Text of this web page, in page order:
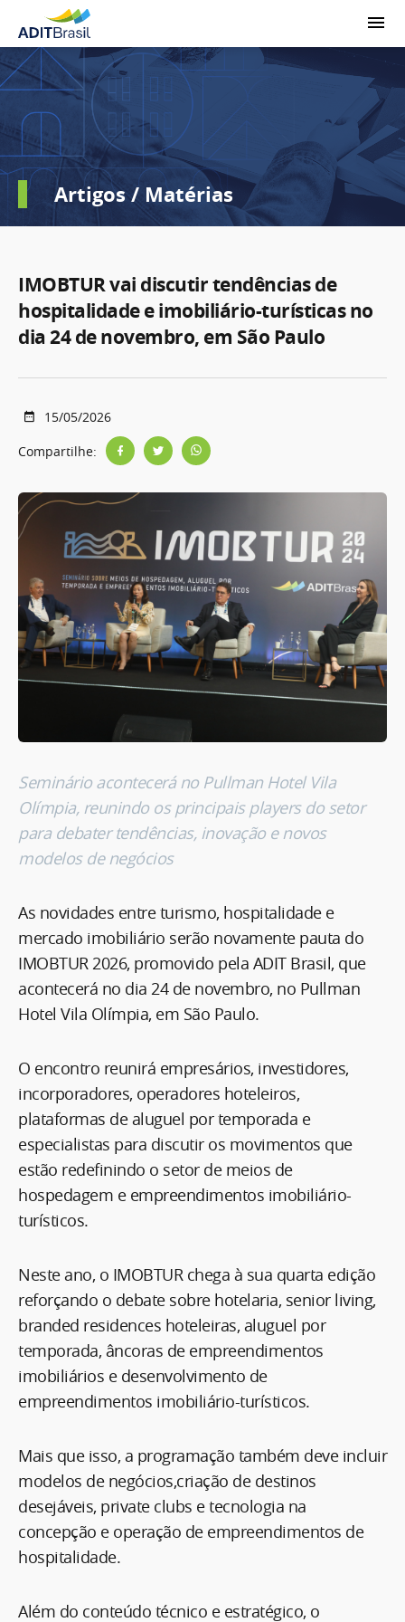
Artigos / Matérias
IMOBTUR vai discutir tendências de
hospitalidade e imobiliário-turísticas no
dia 24 de novembro, em São Paulo
15/05/2026
Compartilhe:
Seminário acontecerá no Pullman Hotel Vila
Olímpia, reunindo os principais players do setor
para debater tendências, inovação e novos
modelos de negócios
As novidades entre turismo, hospitalidade e
mercado imobiliário serão novamente pauta do
IMOBTUR 2026, promovido pela ADIT Brasil, que
acontecerá no dia 24 de novembro, no Pullman
Hotel Vila Olímpia, em São Paulo.
O encontro reunirá empresários, investidores,
incorporadores, operadores hoteleiros,
plataformas de aluguel por temporada e
especialistas para discutir os movimentos que
estão redefinindo o setor de meios de
hospedagem e empreendimentos imobiliário-
turísticos.
Neste ano, o IMOBTUR chega à sua quarta edição
reforçando o debate sobre hotelaria, senior living,
branded residences hoteleiras, aluguel por
temporada, âncoras de empreendimentos
imobiliários e desenvolvimento de
empreendimentos imobiliário-turísticos.
Mais que isso, a programação também deve incluir
modelos de negócios,criação de destinos
desejáveis, private clubs e tecnologia na
concepção e operação de empreendimentos de
hospitalidade.
Além do conteúdo técnico e estratégico, o